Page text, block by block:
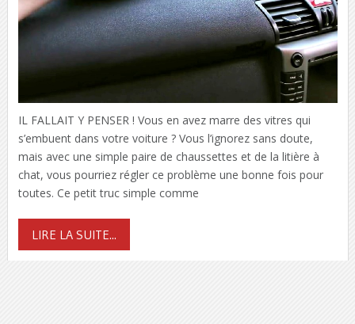
IL FALLAIT Y PENSER ! Vous en avez marre des vitres qui
s’embuent dans votre voiture ? Vous l’ignorez sans doute,
mais avec une simple paire de chaussettes et de la litière à
chat, vous pourriez régler ce problème une bonne fois pour
toutes. Ce petit truc simple comme
LIRE LA SUITE...